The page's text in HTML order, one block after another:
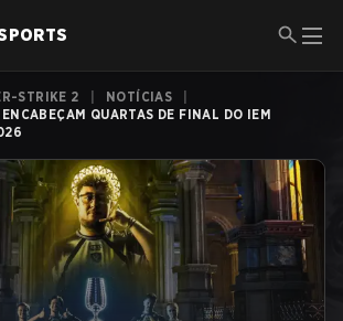
STRIKE 2 NOTÍCIAS
QUARTAS DE FINAL DO IEM